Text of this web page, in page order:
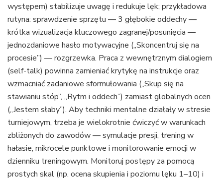
występem) stabilizuje uwagę i redukuje lęk; przykładowa
rutyna: sprawdzenie sprzętu — 3 głębokie oddechy —
krótka wizualizacja kluczowego zagranej/posunięcia —
jednozdaniowe hasło motywacyjne („Skoncentruj się na
procesie”) — rozgrzewka. Praca z wewnętrznym dialogiem
(self-talk) powinna zamieniać krytykę na instrukcje oraz
wzmacniać zadaniowe sformułowania („Skup się na
stawianiu stóp”, „Rytm i oddech”) zamiast globalnych ocen
(„Jestem słaby”). Aby techniki mentalne działały w stresie
turniejowym, trzeba je wielokrotnie ćwiczyć w warunkach
zbliżonych do zawodów — symulacje presji, trening w
hałasie, mikrocele punktowe i monitorowanie emocji w
dzienniku treningowym. Monitoruj postępy za pomocą
prostych skal (np. ocena skupienia i poziomu lęku 1–10) i